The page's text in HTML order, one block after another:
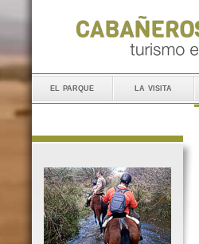
el parque la visita